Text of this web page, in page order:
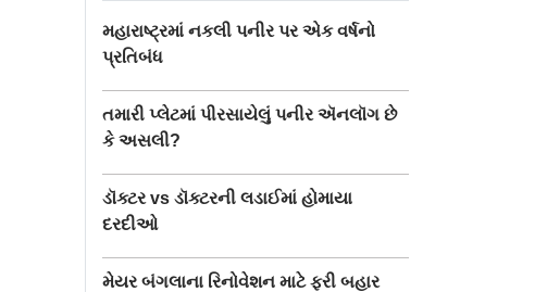
મહારાષ્ટ્રમાં નકલી પનીર પર એક વર્ષનો
પ્રતિબંધ
તમારી પ્લેટમાં પીરસાયેલું પનીર ઍનલૉગ છે
કે અસલી?
ડૉક્ટર vs ડૉક્ટરની લડાઈમાં હોમાયા
દરદીઓ
મેયર બંગલાના રિનોવેશન માટે ફરી બહાર